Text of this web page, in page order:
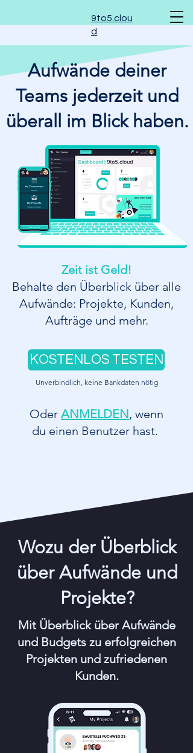
9to5.clou
d
Aufwände deiner
Teams jederzeit und
überall im Blick haben.
Zeit ist Geld!
Behalte den Überblick über alle
Aufwände: Projekte, Kunden,
Aufträge und mehr.
KOSTENLOS TESTEN
Unverbindlich, keine Bankdaten nötig
Oder ANMELDEN, wenn
du einen Benutzer hast.
Wozu der Überblick
über Aufwände und
Projekte?
Mit Überblick über Aufwände
und Budgets zu erfolgreichen
Projekten und zufriedenen
Kunden.